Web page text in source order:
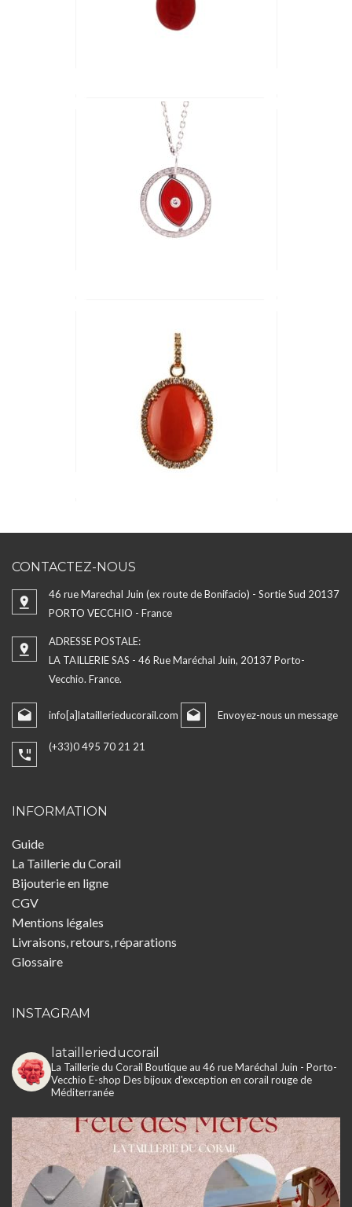
CONTACTEZ-NOUS
46 rue Marechal Juin (ex route de Bonifacio) - Sortie Sud 20137
PORTO VECCHIO - France
ADRESSE POSTALE:
LA TAILLERIE SAS - 46 Rue Maréchal Juin, 20137 Porto-
Vecchio. France.
info[a]lataillerieducorail.com Envoyez-nous un message
(+33)0 495 70 21 21
INFORMATION
Guide
La Taillerie du Corail
Bijouterie en ligne
CGV
Mentions légales
Livraisons, retours, réparations
Glossaire
INSTAGRAM
lataillerieducorail
La Taillerie du Corail Boutique au 46 rue Maréchal Juin - Porto-
Vecchio E-shop Des bijoux d'exception en corail rouge de
Méditerranée